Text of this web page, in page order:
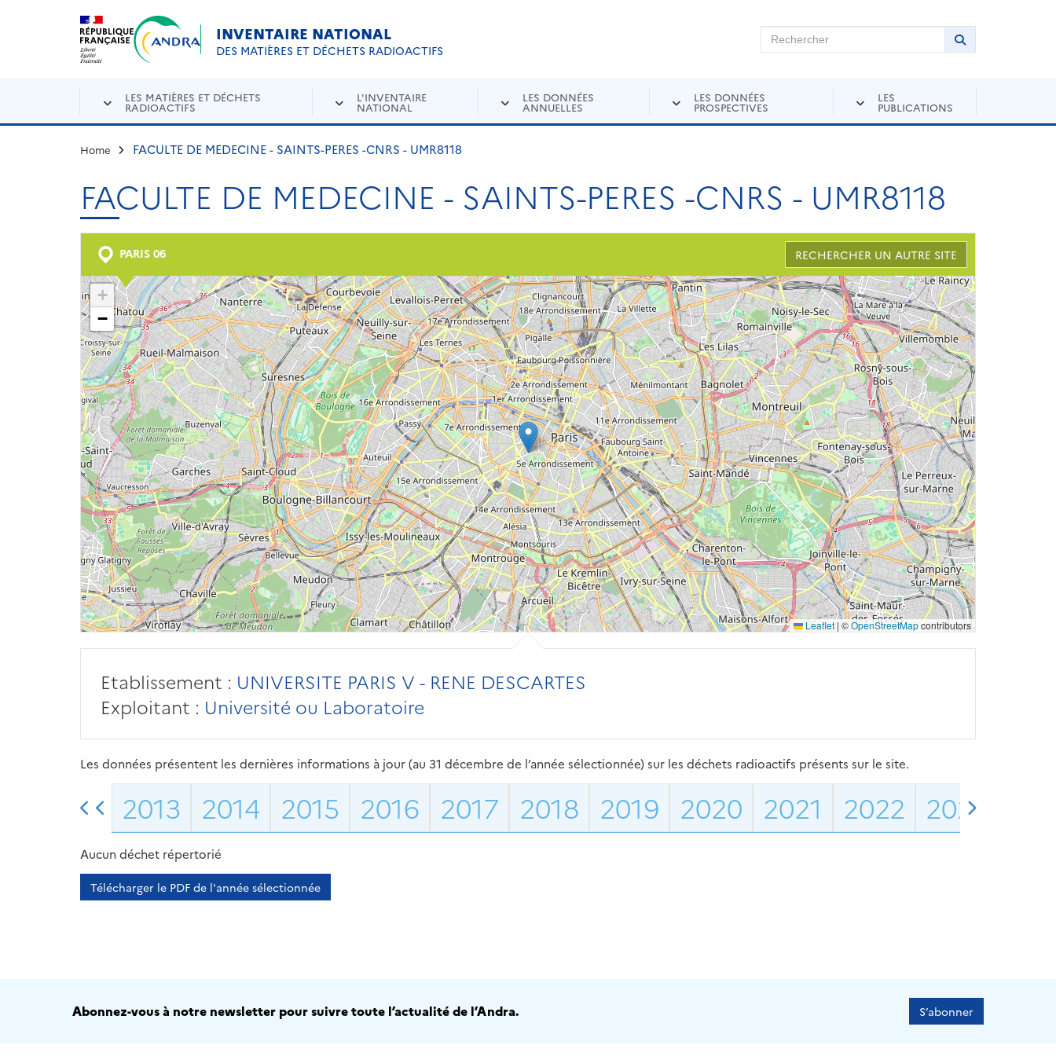
Aller au contenu principal
INVENTAIRE NATIONAL
DES MATIÈRES ET DÉCHETS RADIOACTIFS
Rechercher sur Andra Inventaire Rechercher
Lancer la
LES MATIÈRES ET DÉCHETS
RADIOACTIFS
L'INVENTAIRE
NATIONAL
LES DONNÉES
ANNUELLES
LES DONNÉES
PROSPECTIVES
LES
PUBLICATIONS
Home FACULTE DE MEDECINE - SAINTS-PERES -CNRS - UMR8118
FACULTE DE MEDECINE - SAINTS-PERES -CNRS - UMR8118
PARIS 06 RECHERCHER UN AUTRE SITE
+
−
Leaflet|©OpenStreetMapcontributors
Etablissement : UNIVERSITE PARIS V - RENE DESCARTES
Exploitant : Université ou Laboratoire
Les données présentent les dernières informations à jour (au 31 décembre de l’année sélectionnée) sur les déchets radioactifs présents sur le site.
2013 2014 2015 2016 2017 2018 2019 2020 2021 2022 2023
Aucun déchet répertorié
Télécharger le PDF de l'année sélectionnée
Abonnez-vous à notre newsletter pour suivre toute l’actualité de l’Andra. S’abonner